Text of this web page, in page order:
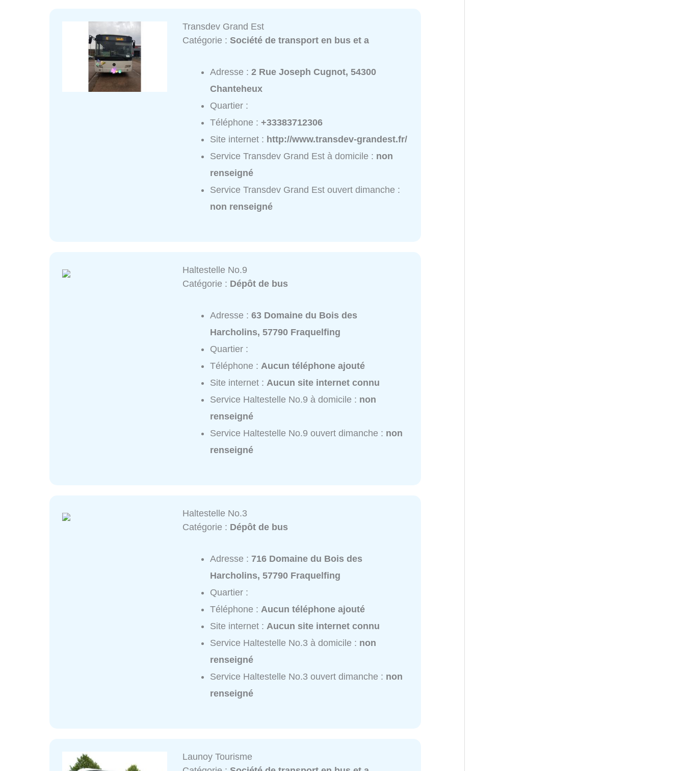
Transdev Grand Est
Catégorie :Société de transport en bus et a
Adresse :2 Rue Joseph Cugnot, 54300
Chanteheux
Quartier :
Téléphone :+33383712306
Site internet : http://www.transdev-grandest.fr/
Service Transdev Grand Est à domicile : non
renseigné
Service Transdev Grand Est ouvert dimanche :
non renseigné
Haltestelle No.9
Catégorie : Dépôt de bus
Adresse :63 Domaine du Bois des
Harcholins, 57790 Fraquelfing
Quartier :
Téléphone : Aucun téléphone ajouté
Site internet : Aucun site internet connu
Service Haltestelle No.9 à domicile : non
renseigné
Service Haltestelle No.9 ouvert dimanche : non
renseigné
Haltestelle No.3
Catégorie : Dépôt de bus
Adresse :716 Domaine du Bois des
Harcholins, 57790 Fraquelfing
Quartier :
Téléphone : Aucun téléphone ajouté
Site internet : Aucun site internet connu
Service Haltestelle No.3 à domicile : non
renseigné
Service Haltestelle No.3 ouvert dimanche : non
renseigné
Launoy Tourisme